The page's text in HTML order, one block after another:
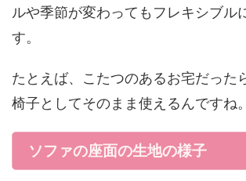
ルや季節が変わってもフレキシブル
す。
たとえば、こたつのあるお宅だった
椅子としてそのまま使えるんですね。
ソファの座面の生地の様子